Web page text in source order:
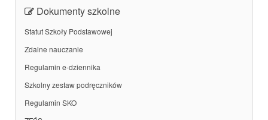
Dokumenty szkolne
Statut Szkoły Podstawowej
Zdalne nauczanie
Regulamin e-dziennika
Szkolny zestaw podręczników
Regulamin SKO